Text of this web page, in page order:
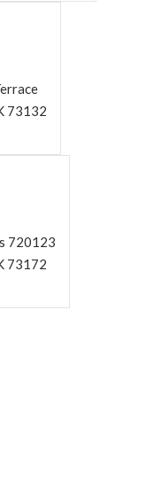
73132
720123
73172